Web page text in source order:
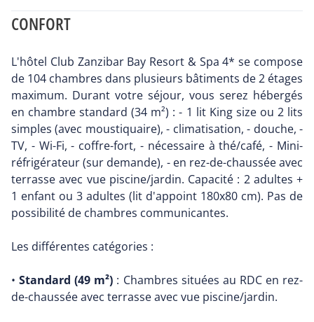
CONFORT
L'hôtel Club Zanzibar Bay Resort & Spa 4* se compose
de 104 chambres dans plusieurs bâtiments de 2 étages
maximum. Durant votre séjour, vous serez hébergés
en chambre standard (34 m²) : - 1 lit King size ou 2 lits
simples (avec moustiquaire), - climatisation, - douche, -
TV, - Wi-Fi, - coffre-fort, - nécessaire à thé/café, - Mini-
réfrigérateur (sur demande), - en rez-de-chaussée avec
terrasse avec vue piscine/jardin. Capacité : 2 adultes +
1 enfant ou 3 adultes (lit d'appoint 180x80 cm). Pas de
possibilité de chambres communicantes.
Les différentes catégories :
•Standard (49 m²) : Chambres situées au RDC en rez-
de-chaussée avec terrasse avec vue piscine/jardin.